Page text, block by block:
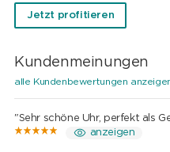
Jetzt profitieren
Kundenmeinungen
alle Kundenbewertungen
"Sehr schöne Uhr, perfekt als
anzeigen